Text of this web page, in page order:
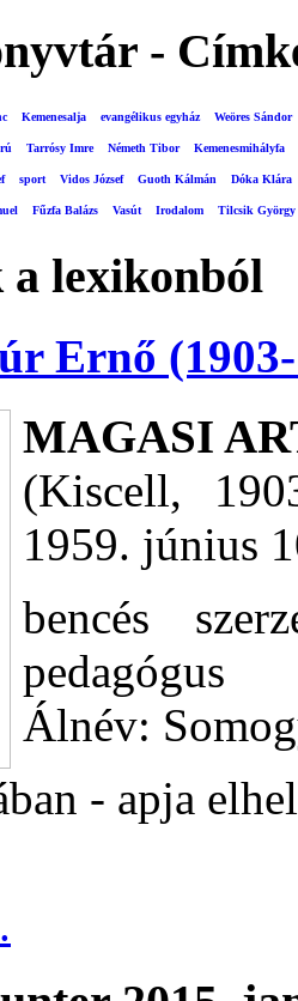
-
Kemenesalja evangélikus egyház Weöres Sándor
Tarrósy Imre Németh Tibor Kemenesmihályfa
sport Vidos József Guoth Kálmán Dóka Klára
Fűzfa Balázs Vasút Irodalom Tilcsik György
lexikonból
Ernő
MAGASI
(Kiscell,
1959. június
bencés
pedagógus
Álnév:
- apja